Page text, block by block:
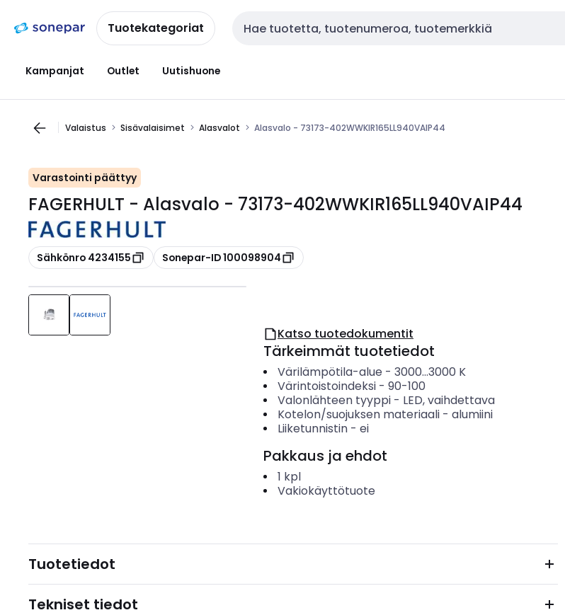
navigointiinsisältöönTuotekategoriat Haku
Kampanjat Outlet Uutishuone
Valaistus Sisävalaisimet Alasvalot Alasvalo - 73173-402WWKIR165LL940VAIP44
Varastointi päättyy
FAGERHULT - Alasvalo - 73173-402WWKIR165LL940VAIP44
Kopioi
Sähkönro 4234155 Kopioi
Sonepar-ID 100098904
Katso tuotedokumentit
Tärkeimmät tuotetiedot
Värilämpötila-alue - 3000...3000 K
Värintoistoindeksi- 90-100
Valonlähteen tyyppi- LED, vaihdettava
Kotelon/suojuksen materiaali- alumiini
Liiketunnistin- ei
Pakkaus ja ehdot
1 kpl
Vakiokäyttötuote
Tuotetiedot
Tekniset tiedot